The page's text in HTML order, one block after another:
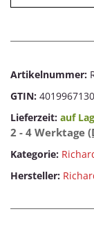
Artikelnummer:
GTIN:
Lieferzeit: auf
2 - 4 Werktage
Kategorie:
Hersteller: